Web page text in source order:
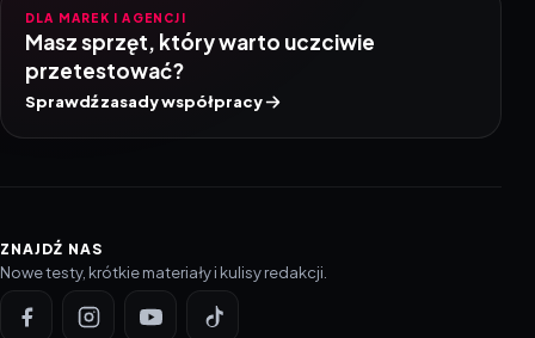
DLA MAREK I AGENCJI
Masz sprzęt, który warto uczciwie
przetestować?
Sprawdź zasady współpracy
ZNAJDŹ NAS
Nowe testy, krótkie materiały i kulisy redakcji.